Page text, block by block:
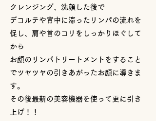
クレンジング、洗顔した後で
デコルテや背中に滞ったリンパの流れを
促し、肩や首のコリをしっかりほぐして
から
お顔のリンパトリートメントをすること
でツヤツヤの引きあがったお顔に導きま
す。
その後最新の美容機器を使って更に引き
上げ！！